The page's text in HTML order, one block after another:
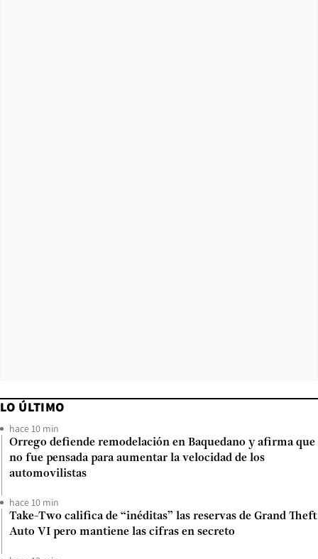
LO ÚLTIMO
hace 10 min
Orrego defiende remodelación en Baquedano y afirma que
no fue pensada para aumentar la velocidad de los
automovilistas
hace 10 min
Take-Two califica de “inéditas” las reservas de Grand Theft
Auto VI pero mantiene las cifras en secreto